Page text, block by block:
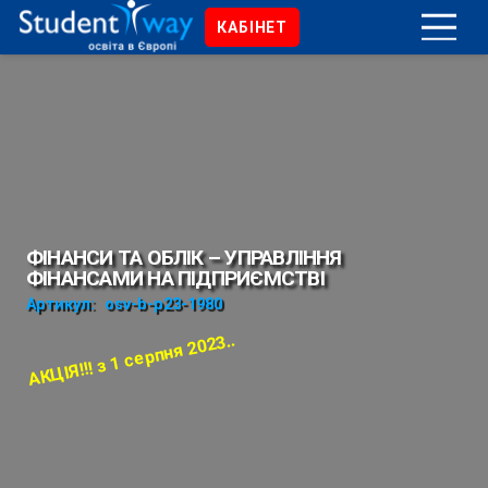
КАБІНЕТ
ФІНАНСИ ТА ОБЛІК – УПРАВЛІННЯ
ФІНАНСАМИ НА ПІДПРИЄМСТВІ
Артикул: osv-b-p23-1980
АКЦІЯ!!! з 1 серпня 2023..